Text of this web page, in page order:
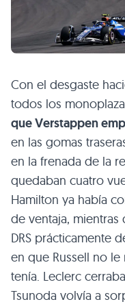
Con el desgaste
todos los
que Verstappen
en las gomas
en la frenada de la
quedaban cuatro
Hamilton ya había
de ventaja, mientras
DRS prácticamente
en que Russell no
tenía. Leclerc
Tsunoda volvía a